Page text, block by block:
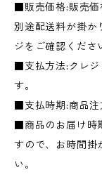
■販売価格:販売価
別途配送料が掛か
ジをご確認くださ
■支払方法:クレジ
す。
■支払時期:商品注
■商品のお届け時
すので、お時間掛
い。